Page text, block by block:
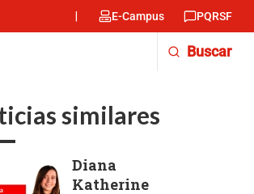
Menu
encabezado
E-Campus PQRSF
Buscar
similares
Diana
Katherine